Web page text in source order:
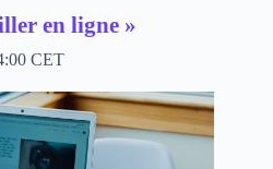
en ligne »
CET